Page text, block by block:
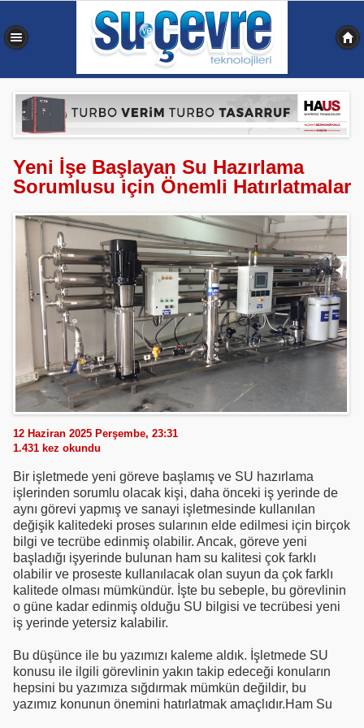
Yeni İşe Başlayan Su Hazırlama
Sorumlusu için Önemli Hatırlatmalar
12 Haziran 2025 Perşembe, 23:31
1.431 kez okundu
Bir işletmede yeni göreve başlamış ve SU hazırlama
işlerinden sorumlu olacak kişi, daha önceki iş yerinde de
aynı görevi yapmış ve sanayi işletmesinde kullanılan
değişik kalitedeki proses sularının elde edilmesi için birçok
bilgi ve tecrübe edinmiş olabilir. Ancak, göreve yeni
başladığı işyerinde bulunan ham su kalitesi çok farklı
olabilir ve proseste kullanılacak olan suyun da çok farklı
kalitede olması mümkündür. İşte bu sebeple, bu görevlinin
o güne kadar edinmiş olduğu SU bilgisi ve tecrübesi yeni
iş yerinde yetersiz kalabilir.
Bu düşünce ile bu yazımızı kaleme aldık. İşletmede SU
konusu ile ilgili görevlinin yakın takip edeceği konuların
hepsini bu yazımıza sığdırmak mümkün değildir, bu
yazımız konunun önemini hatırlatmak amaçlıdır.Ham Su
0,342 sn